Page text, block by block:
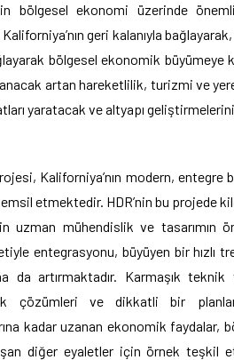
bölgesel ekonomi üzerinde
geri kalanıyla
bölgesel ekonomik büyümeye
artan hareketlilik, turizmi ve
yaratacak ve altyapı
Kaliforniya’nın modern,
etmektedir. HDR’nin bu projede
uzman mühendislik ve tasarımın
entegrasyonu, büyüyen bir hızlı
da artırmaktadır. Karmaşık
çözümleri ve dikkatli bir
kadar uzanan ekonomik faydalar,
diğer eyaletler için örnek teşkil